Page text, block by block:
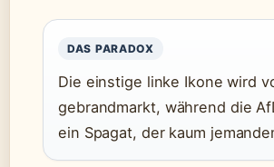
DAS PARADOX
Die einstige linke Ikone wird
gebrandmarkt, während die
ein Spagat, der kaum